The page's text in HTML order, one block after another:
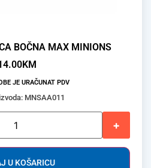
BOČNA MAX MINIONS
KM
JE URAČUNAT PDV
MNSAA011
+
U KOŠARICU